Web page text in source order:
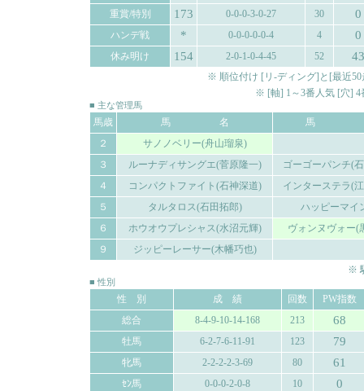
重賞/特別 173 0-0-0-3-0-27 30 0
ハンデ戦 * 0-0-0-0-0-4 4 0
休み明け 154 2-0-1-0-4-45 52 43
※ 順位付け [リ-ディング]と[最近
※ [軸] 1～3番人気 [穴] 4
■ 主な管理馬
馬歳 馬 名
馬
２
サノノベリー(舟山瑠泉)
３
ルーナディサングエ(菅原隆一)
ゴーゴーパンチ(
４
コンパクトファイト(石神深道)
インターステラ(
５
タルタロス(石田拓郎)
ハッピーマイ
６
ホウオウプレシャス(水沼元輝)
ヴォンヌヴォー(
９
ジッピーレーサー(木幡巧也)
※
■ 性別
性 別 成 績 回数
PW指数
総合
8-4-9-10-14-168 213 68
牡馬 6-2-7-6-11-91 123 79
牝馬 2-2-2-2-3-69 80 61
ｾﾝ馬 0-0-0-2-0-8 10 0